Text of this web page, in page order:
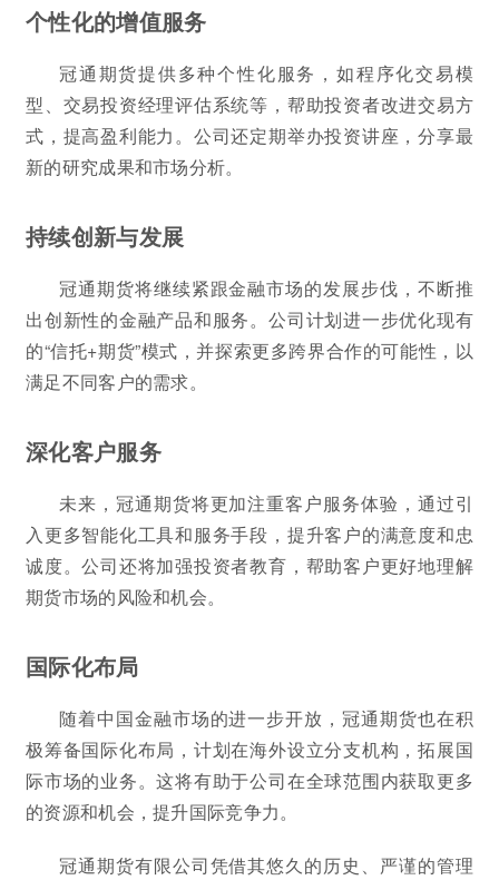
个性化的增值服务
冠通期货提供多种个性化服务，如程序化交易模
型、交易投资经理评估系统等，帮助投资者改进交易方
式，提高盈利能力。公司还定期举办投资讲座，分享最
新的研究成果和市场分析。
持续创新与发展
冠通期货将继续紧跟金融市场的发展步伐，不断推
出创新性的金融产品和服务。公司计划进一步优化现有
的“信托+期货”模式，并探索更多跨界合作的可能性，以
满足不同客户的需求。
深化客户服务
未来，冠通期货将更加注重客户服务体验，通过引
入更多智能化工具和服务手段，提升客户的满意度和忠
诚度。公司还将加强投资者教育，帮助客户更好地理解
期货市场的风险和机会。
国际化布局
随着中国金融市场的进一步开放，冠通期货也在积
极筹备国际化布局，计划在海外设立分支机构，拓展国
际市场的业务。这将有助于公司在全球范围内获取更多
的资源和机会，提升国际竞争力。
冠通期货有限公司凭借其悠久的历史、严谨的管理